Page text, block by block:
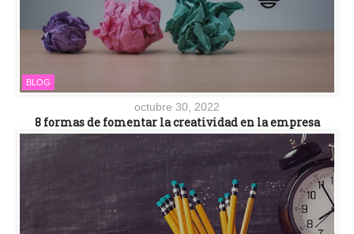
BLOG
octubre 30, 2022
8 formas de fomentar la creatividad en la empresa